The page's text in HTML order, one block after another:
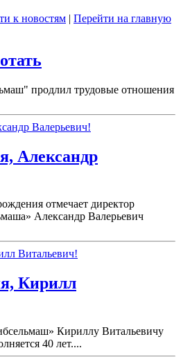
к новостям | Перейти на главную
продлил трудовые отношения
Александр
отмечает директор
Александр Валерьевич
Кирилл
Кириллу Витальевичу
40 лет....